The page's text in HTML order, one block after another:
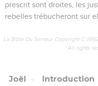
prescrit sont droites, les
rebelles trébucheront sur
La Bible Du Semeur Copyright ©
All rights
Joël Introduction